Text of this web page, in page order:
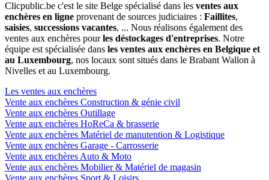
Clicpublic.be c'est le site Belge spécialisé dans les ventes aux
enchères en ligne provenant de sources judiciaires : Faillites,
saisies, successions vacantes, ... Nous réalisons également des
ventes aux enchères pourles déstockages d'entreprises. Notre
équipe est spécialisée dans les ventes aux enchères en Belgique et
au Luxembourg, nos locaux sont situés dans le Brabant Wallon à
Nivelles et au Luxembourg.
Les ventes aux enchères
Vente aux enchères Construction & génie civil
Vente aux enchères Outillage
Vente aux enchères HoReCa & brasserie
Vente aux enchères Matériel de manutention & Logistique
Vente aux enchères Garage - Carrosserie
Vente aux enchères Auto & Moto
Vente aux enchères Mobilier & Matériel de magasin
Vente aux enchères Sport & Loisirs